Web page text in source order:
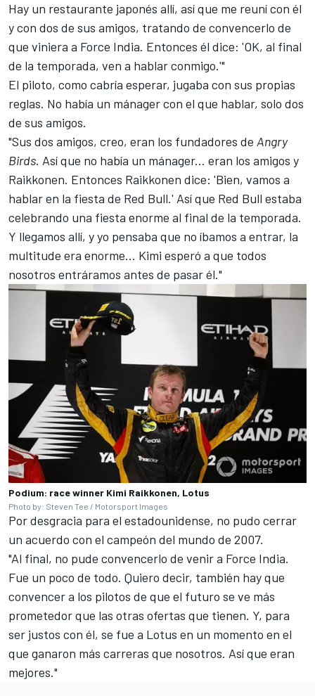
Hay un restaurante japonés allí, así que me reuní con él
y con dos de sus amigos, tratando de convencerlo de
que viniera a Force India. Entonces él dice: 'OK, al final
de la temporada, ven a hablar conmigo.'"
El piloto, como cabría esperar, jugaba con sus propias
reglas. No había un mánager con el que hablar, solo dos
de sus amigos.
"Sus dos amigos, creo, eran los fundadores de Angry
Birds. Así que no había un mánager... eran los amigos y
Raikkonen. Entonces Raikkonen dice: 'Bien, vamos a
hablar en la fiesta de Red Bull.' Así que Red Bull estaba
celebrando una fiesta enorme al final de la temporada.
Y llegamos allí, y yo pensaba que no íbamos a entrar, la
multitude era enorme... Kimi esperó a que todos
nosotros entráramos antes de pasar él."
Podium: race winner Kimi Raikkonen, Lotus
Photo by: Steven Tee / Motorsport Images
Por desgracia para el estadounidense, no pudo cerrar
un acuerdo con el campeón del mundo de 2007.
"Al final, no pude convencerlo de venir a Force India.
Fue un poco de todo. Quiero decir, también hay que
convencer a los pilotos de que el futuro se ve más
prometedor que las otras ofertas que tienen. Y, para
ser justos con él, se fue a Lotus en un momento en el
que ganaron más carreras que nosotros. Así que eran
mejores."